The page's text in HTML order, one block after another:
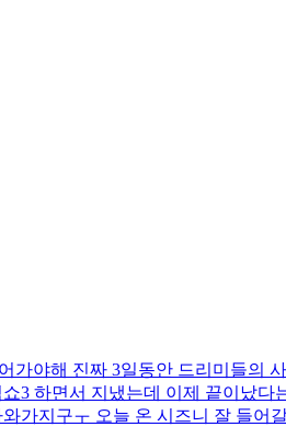
가야해 진짜 3일동안 드리미들의
3 하면서 지냈는데 이제 끝이났다
가지구ㅜ 오늘 온 시즈니 잘 들어